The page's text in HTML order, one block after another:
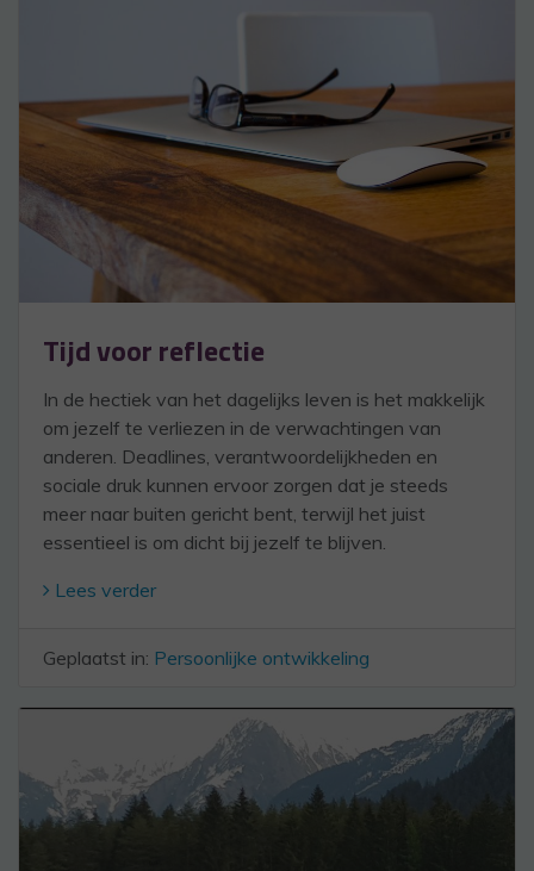
Tijd voor reflectie
In de hectiek van het dagelijks leven is het makkelijk
om jezelf te verliezen in de verwachtingen van
anderen. Deadlines, verantwoordelijkheden en
sociale druk kunnen ervoor zorgen dat je steeds
meer naar buiten gericht bent, terwijl het juist
essentieel is om dicht bij jezelf te blijven.
Lees verder
Geplaatst in: Persoonlijke ontwikkeling